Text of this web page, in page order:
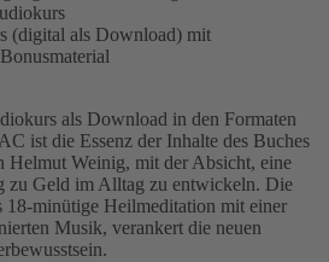
(digital als Download) mit
als Download in den Formaten
ist die Essenz der Inhalte des Buches
Helmut Weinig, mit der Absicht, eine
zu Geld im Alltag zu entwickeln. Die
18-minütige Heilmeditation mit einer
Musik, verankert die neuen